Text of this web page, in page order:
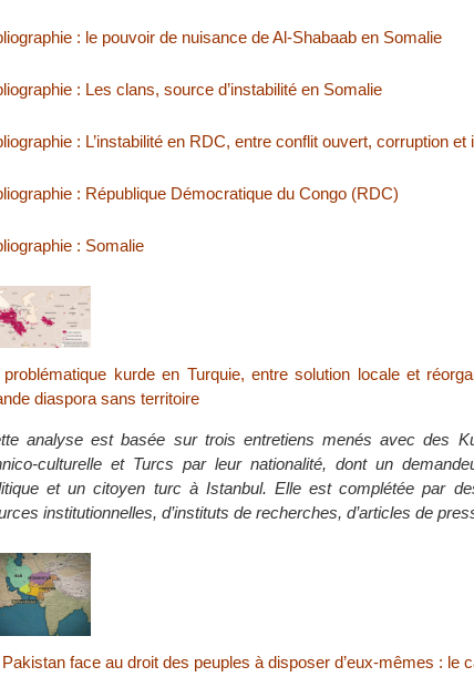
: le pouvoir de nuisance de Al-Shabaab en Somalie
: Les clans, source d’instabilité en Somalie
: L’instabilité en RDC, entre conflit ouvert, corruption
: République Démocratique du Congo (RDC)
: Somalie
problématique kurde en Turquie, entre solution locale et
diaspora sans territoire
analyse est basée sur trois entretiens menés avec des
culturelle et Turcs par leur nationalité, dont un
et un citoyen turc à Istanbul. Elle est complétée par
institutionnelles, d’instituts de recherches, d’articles de
Pakistan face au droit des peuples à disposer d’eux-mêmes : le